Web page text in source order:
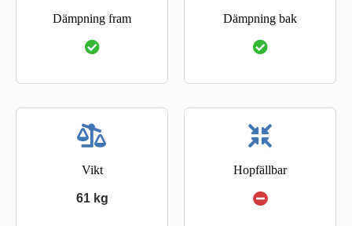
Dämpning fram Dämpning bak
Vikt
61 kg
Hopfällbar